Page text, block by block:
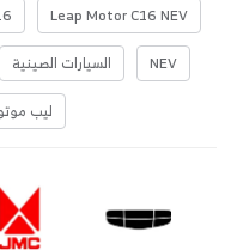
Leap Motor C16 NEV
NEV
السيارات الصينية
ليب